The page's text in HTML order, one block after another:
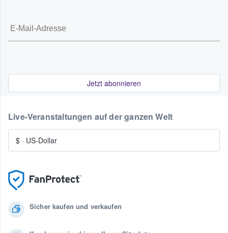
Jetzt abonnieren
Sicher kaufen und verkaufen
Live-Veranstaltungen auf der ganzen Welt
$ · US-Dollar